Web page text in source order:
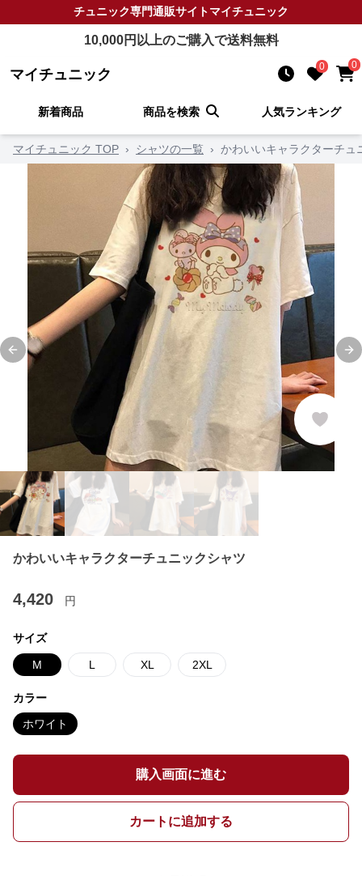
チュニック専門通販サイトマイチュニック
10,000円以上のご購入で送料無料
マイチュニック 0 0
新着商品 商品を検索 人気ランキング
マイチュニック TOP › シャツの一覧 › かわいいキャラクターチュ
Previous slide
かわいいキャラクターチュニックシャツ
4,420 円
サイズ
M L XL 2XL
カラー
ホワイト
購入画面に進む
カートに追加する